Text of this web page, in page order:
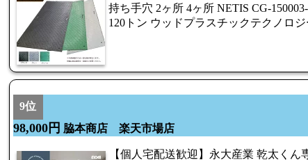
持ち手穴 2ヶ所 4ヶ所 NETIS CG-
120トン ウッドプラスチックテクノロジ
9位
98,000円 脇本商店 楽天市場店
【個人宅配送歓迎】永大産業 乾太く